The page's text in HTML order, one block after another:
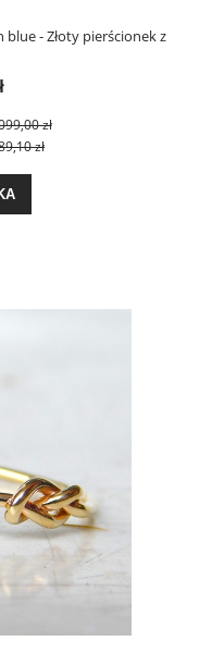
- Złoty pierścionek z
zł
zł